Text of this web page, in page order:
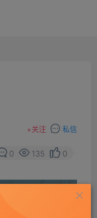
+关注 私信
0 135 0